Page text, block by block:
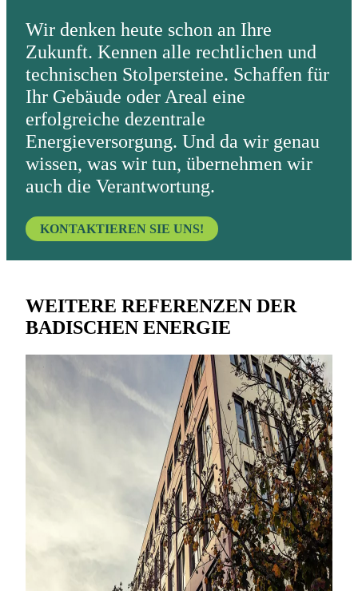
Wir denken heute schon an Ihre
Zukunft. Kennen alle rechtlichen und
technischen Stolpersteine. Schaffen für
Ihr Gebäude oder Areal eine
erfolgreiche dezentrale
Energieversorgung. Und da wir genau
wissen, was wir tun, übernehmen wir
auch die Verantwortung.
KONTAKTIEREN SIE UNS!
WEITERE REFERENZEN DER
BADISCHEN ENERGIE